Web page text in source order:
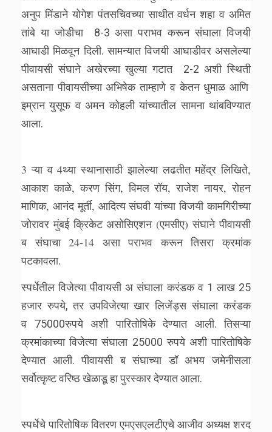
अनुप मिंडाने योगेश पंतसचिवच्या साथीत वर्धन शहा व अमित
तांबे या जोडीचा 8-3 असा पराभव करून संघाला विजयी
आघाडी मिळवून दिली. सामन्यात विजयी आघाडीवर असलेल्या
पीवायसी संघाने अखेरच्या खुल्या गटात 2-2 अशी स्थिती
असतानापीवायसीच्या अभिषेक ताम्हाणे वकेतनधुमाळ आणि
इम्रान युसूफ व अमन कोहली यांच्यातील सामना थांबविण्यात
आला.
3 ऱ्या व 4थ्या स्थानासाठी झालेल्या लढतीत महेंद्र लिखिते,
आकाश काळे, करण सिंग, विमल रॉय, राजेश नायर, रोहन
माणिक, आनंद मूर्ती, आदित्य संघवी यांच्या विजयी कामगिरीच्या
जोरावर मुंबई क्रिकेट असोसिएशन (एमसीए) संघाने पीवायसी
ब संघाचा 24-14 असा पराभव करून तिसरा क्रमांक
पटकावला.
स्पर्धेतील विजेत्या पीवायसी अ संघाला करंडक व 1 लाख 25
हजार रुपये, तर उपविजेत्या खार लिजेंड्स संघाला करंडक
व 75000रुपये अशी पारितोषिके देण्यात आली. तिसऱ्या
क्रमांकाच्या विजेत्या संघाला 25000 रुपये अशी पारितोषिके
देण्यात आली. पीवायसी ब संघाच्या डॉ अभय जमेनीसला
सर्वोत्कृष्ट वरिष्ठ खेळाडू हा पुरस्कार देण्यात आला.
स्पर्धेचे पारितोषिक वितरण एमएसएलटीएचे आजीव अध्यक्ष शरद